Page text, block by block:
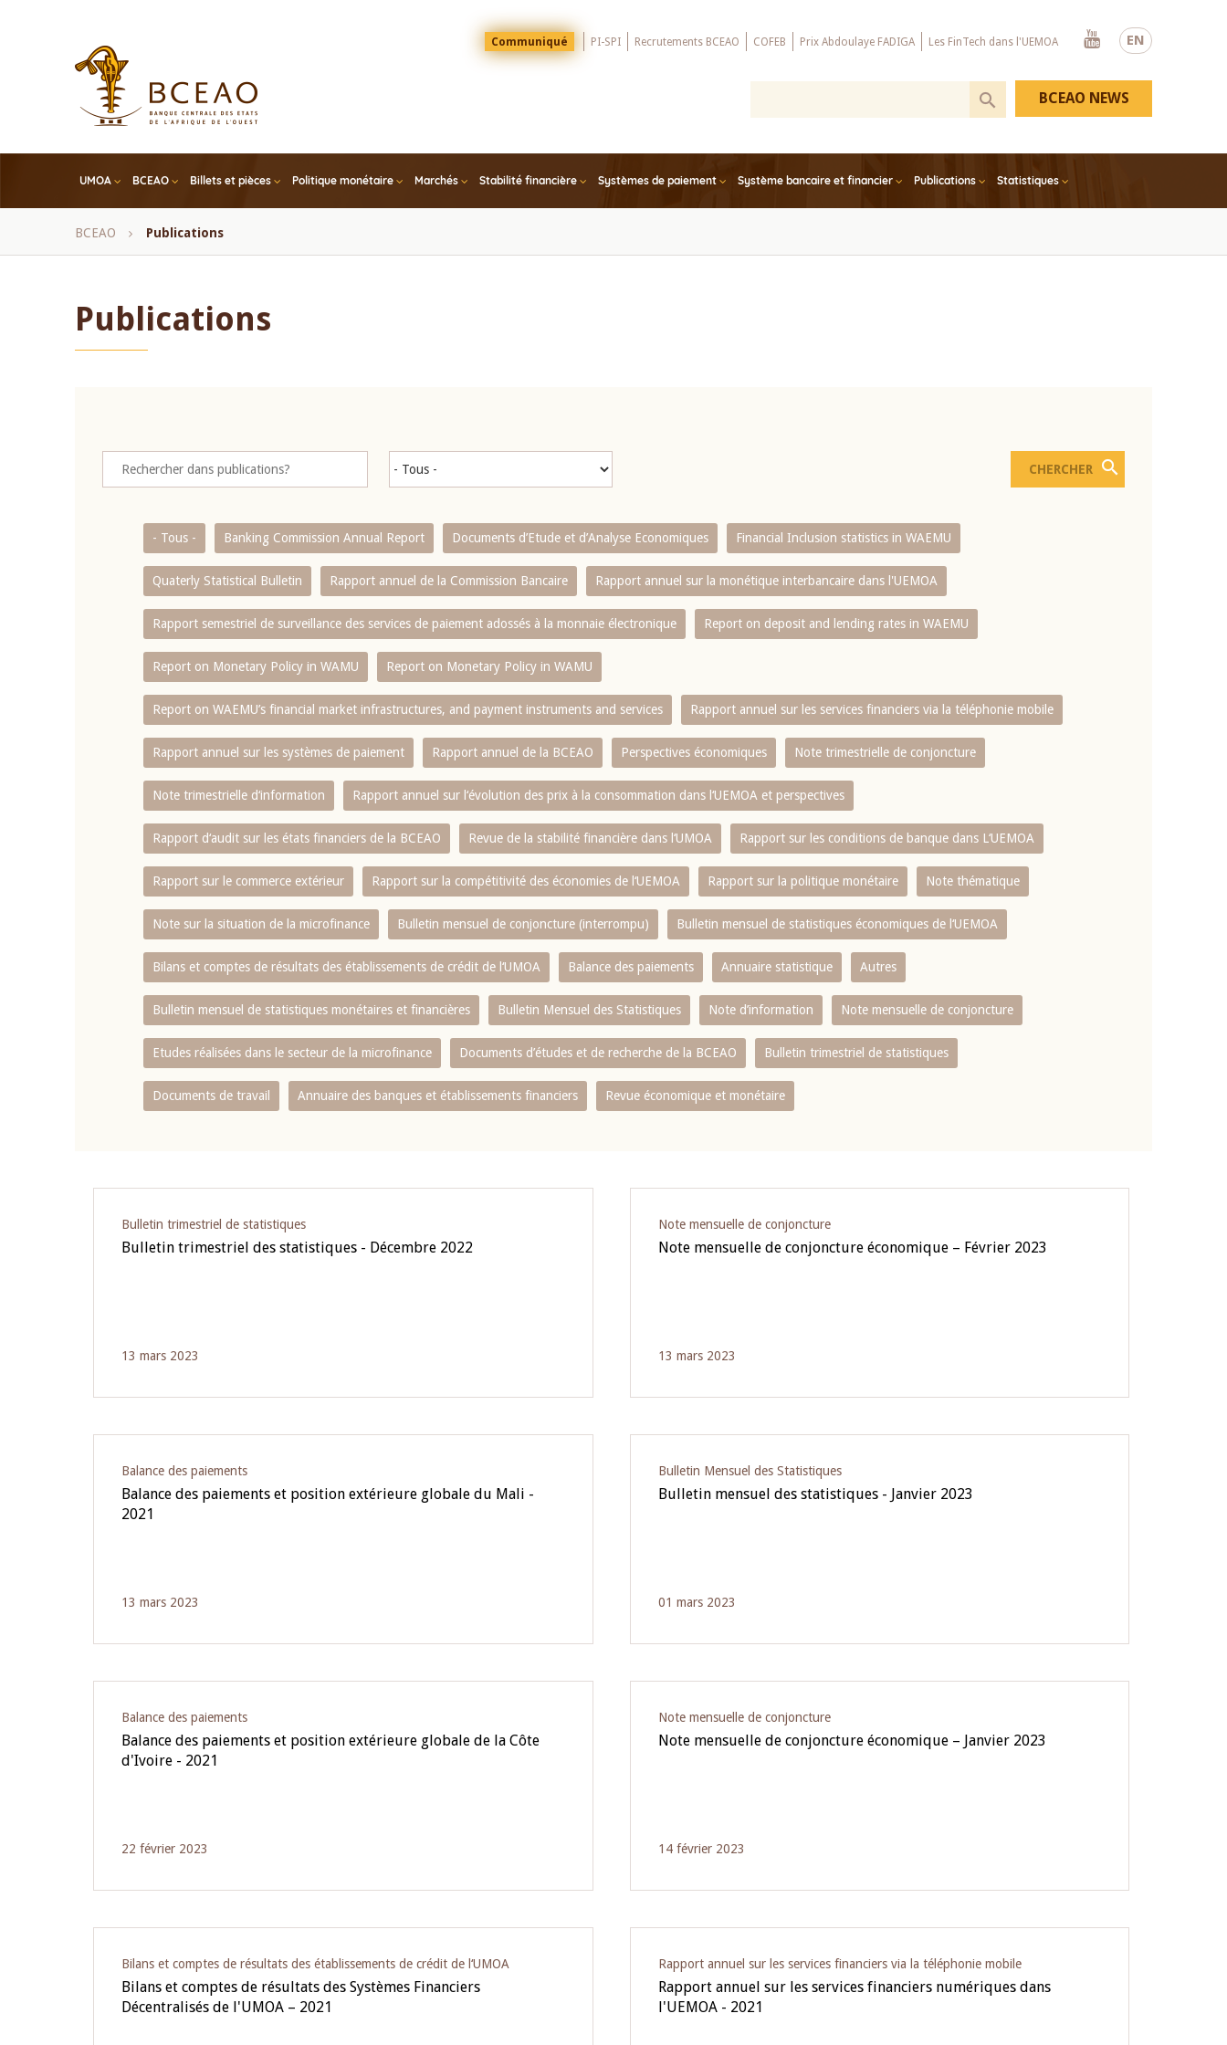
EN
Menu
Top
Communiqué PI-SPI Recrutements BCEAO COFEB Prix Abdoulaye FADIGA Les FinTech dans l'UEMOA
Youtube
UMOA BCEAO Billets et pièces Politique monétaire Marchés Stabilité financière Systèmes de paiement Système bancaire et financier Publications Statistiques
BCEAO NEWS
Fil
BCEAO Publications
Publications
- Tous - Banking Commission Annual Report Documents d’Etude et d’Analyse Economiques Financial Inclusion statistics in WAEMU
Quaterly Statistical Bulletin Rapport annuel de la Commission Bancaire Rapport annuel sur la monétique interbancaire dans l'UEMOA
Rapport semestriel de surveillance des services de paiement adossés à la monnaie électronique Report on deposit and lending rates in WAEMU
Report on Monetary Policy in WAMU Report on Monetary Policy in WAMU
Report on WAEMU’s financial market infrastructures, and payment instruments and services Rapport annuel sur les services financiers via la téléphonie mobile
Rapport annuel sur les systèmes de paiement Rapport annuel de la BCEAO Perspectives économiques Note trimestrielle de conjoncture
Note trimestrielle d‘information Rapport annuel sur l‘évolution des prix à la consommation dans l‘UEMOA et perspectives
Rapport d‘audit sur les états financiers de la BCEAO Revue de la stabilité financière dans l‘UMOA Rapport sur les conditions de banque dans L‘UEMOA
Rapport sur le commerce extérieur Rapport sur la compétitivité des économies de l‘UEMOA Rapport sur la politique monétaire Note thématique
Note sur la situation de la microfinance Bulletin mensuel de conjoncture (interrompu) Bulletin mensuel de statistiques économiques de l‘UEMOA
Bilans et comptes de résultats des établissements de crédit de l‘UMOA Balance des paiements Annuaire statistique Autres
Bulletin mensuel de statistiques monétaires et financières Bulletin Mensuel des Statistiques Note d’information Note mensuelle de conjoncture
Etudes réalisées dans le secteur de la microfinance Documents d’études et de recherche de la BCEAO Bulletin trimestriel de statistiques
Documents de travail Annuaire des banques et établissements financiers Revue économique et monétaire
Bulletin trimestriel de statistiques
Bulletin trimestriel des statistiques - Décembre 2022
13 mars 2023
Note mensuelle de conjoncture
Note mensuelle de conjoncture économique – Février 2023
13 mars 2023
Balance des paiements
Balance des paiements et position extérieure globale du Mali -
2021
13 mars 2023
Bulletin Mensuel des Statistiques
Bulletin mensuel des statistiques - Janvier 2023
01 mars 2023
Balance des paiements
Balance des paiements et position extérieure globale de la Côte
d'Ivoire - 2021
22 février 2023
Note mensuelle de conjoncture
Note mensuelle de conjoncture économique – Janvier 2023
14 février 2023
Bilans et comptes de résultats des établissements de crédit de l‘UMOA
Bilans et comptes de résultats des Systèmes Financiers
Décentralisés de l'UMOA – 2021
Rapport annuel sur les services financiers via la téléphonie mobile
Rapport annuel sur les services financiers numériques dans
l'UEMOA - 2021